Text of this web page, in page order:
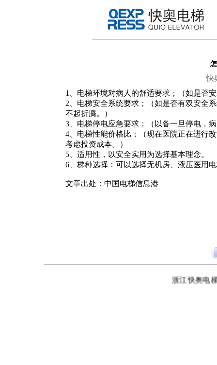
快
1、电梯环境对病人的舒适要求；（如是否
2、电梯安全系统要求；（如是否有双安全
不起折腾。）
3、电梯停电应急要求；（以备一旦停电，
4、电梯性能价格比；（现在医院正在进行
考虑投资成本。）
5、适用性，以安全实用为选择基本理念。
6、梯种选择：可以选择无机房、液压医用
文章出处：中国电梯信息港
浙江快奥电梯有